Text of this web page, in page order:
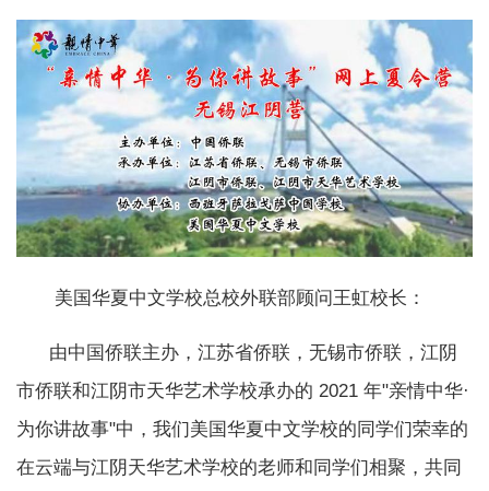
美国华夏中文学校总校外联部顾问王虹校长：
由中国侨联主办，江苏省侨联，无锡市侨联，江阴
市侨联和江阴市天华艺术学校承办的 2021 年"亲情中华·
为你讲故事"中，我们美国华夏中文学校的同学们荣幸的
在云端与江阴天华艺术学校的老师和同学们相聚，共同